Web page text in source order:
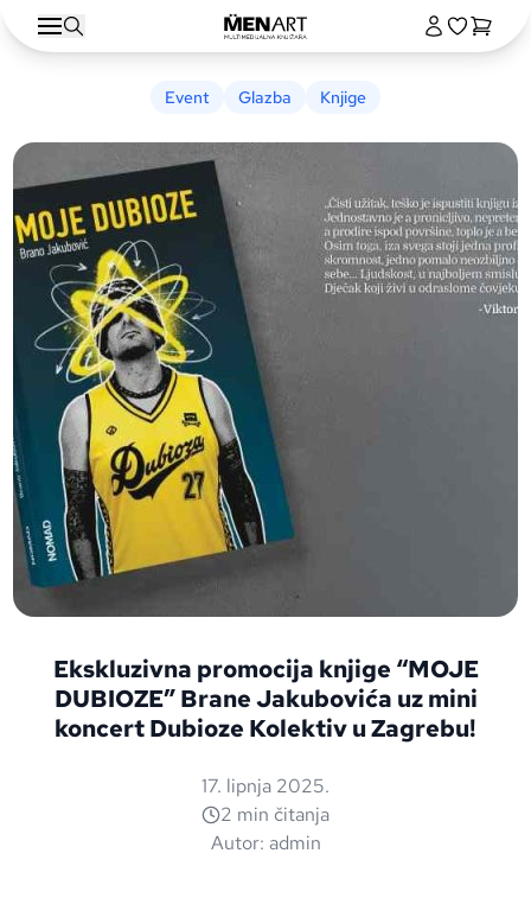
Event Glazba Knjige
Ekskluzivna promocija knjige “MOJE
DUBIOZE” Brane Jakubovića uz mini
koncert Dubioze Kolektiv u Zagrebu!
17. lipnja 2025.
2 min čitanja
Autor: admin